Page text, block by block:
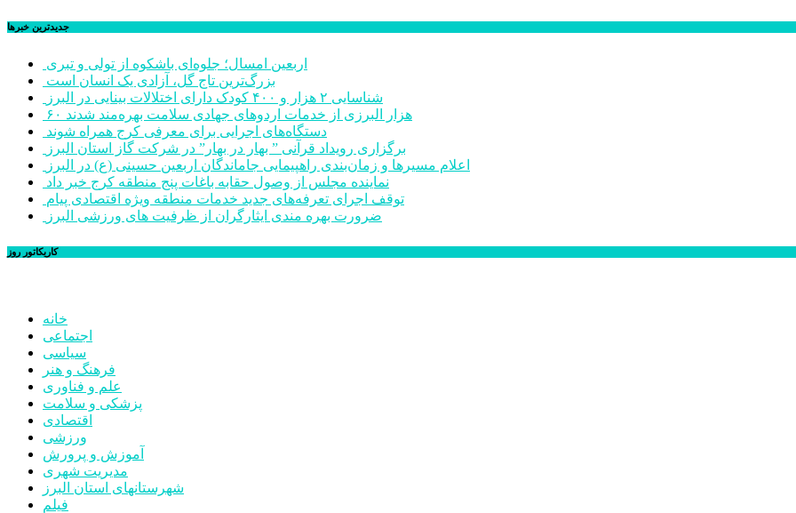
جديدترين خبرها
اربعین امسال؛ جلوه‌ای باشکوه از تولی و تبری
بزرگ‌ترین تاج گل، آزادی یک انسان است
شناسایی ۲ هزار و ۴۰۰ کودک دارای اختلالات بینایی در البرز
۶۰ هزار البرزی از خدمات اردوهای جهادی سلامت بهره‌مند شدند
دستگاه‌های اجرایی برای معرفی کرج همراه شوند
برگزاری رویداد قرآنی ” بهار در بهار” در شرکت گاز استان البرز
اعلام مسیرها و زمان‌بندی راهپیمایی جاماندگان اربعین حسینی (ع) در البرز
نماینده مجلس از وصول حقابه باغات پنج منطقه کرج خبر داد
توقف اجرای تعرفه‌های جدید خدمات منطقه ویژه اقتصادی پیام
ضرورت بهره مندی ایثارگران از ظرفیت های ورزشی البرز
کاریکاتور روز
خانه
اجتماعی
سیاسی
فرهنگ و هنر
علم و فناوری
پزشکی و سلامت
اقتصادی
ورزشی
آموزش و پرورش
مدیریت شهری
شهرستانهای استان البرز
فیلم